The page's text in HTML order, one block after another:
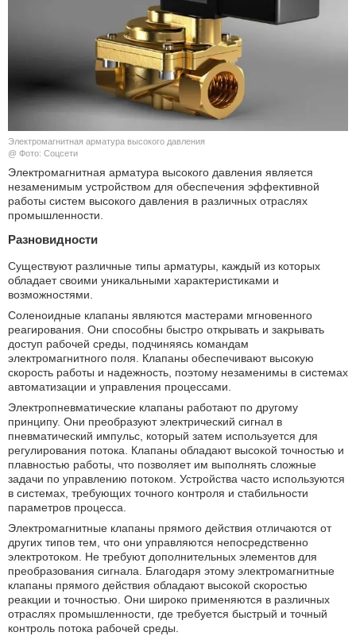
КУЛЬТУРА
НАУКА
СПОРТ
ШОУ-БИЗНЕС
АВТО И МОТО
ЭГОИЗМ
Электромагнитная арматура высокого давления
@ Фото: Соцсети
Электромагнитная арматура высокого давления является
незаменимым устройством для обеспечения эффективной
работы систем высокого давления в различных отраслях
промышленности.
Разновидности
Существуют различные типы арматуры, каждый из которых
обладает своими уникальными характеристиками и
возможностями.
Соленоидные клапаны являются мастерами мгновенного
реагирования. Они способны быстро открывать и закрывать
доступ рабочей среды, подчиняясь командам
электромагнитного поля. Клапаны обеспечивают высокую
скорость работы и надежность, поэтому незаменимы в системах
автоматизации и управления процессами.
Электропневматические клапаны работают по другому
принципу. Они преобразуют электрический сигнал в
пневматический импульс, который затем используется для
регулирования потока. Клапаны обладают высокой точностью и
плавностью работы, что позволяет им выполнять сложные
задачи по управлению потоком. Устройства часто используются
в системах, требующих точного контроля и стабильности
параметров процесса.
Электромагнитные клапаны прямого действия отличаются от
других типов тем, что они управляются непосредственно
электротоком. Не требуют дополнительных элементов для
преобразования сигнала. Благодаря этому электромагнитные
клапаны прямого действия обладают высокой скоростью
реакции и точностью. Они широко применяются в различных
отраслях промышленности, где требуется быстрый и точный
контроль потока рабочей среды.